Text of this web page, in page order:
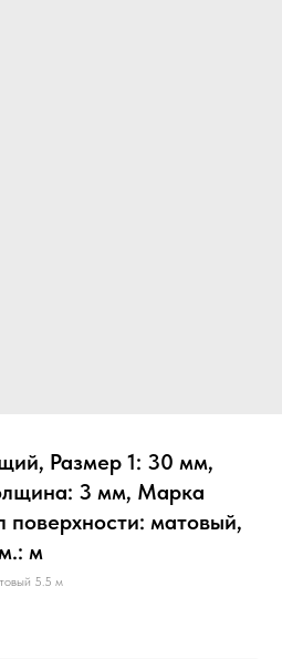
Размер 1: 30 мм,
3 мм, Марка
поверхности: матовый,
м
5.5 м